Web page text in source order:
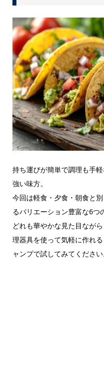
持ち運びが簡単で調理も手
強い味方。
今回は軽食・夕食・朝食と
るバリエーション豊富な6つ
どれも華やかな見た目なが
理器具を使って気軽に作れ
ャンプで試してみてください